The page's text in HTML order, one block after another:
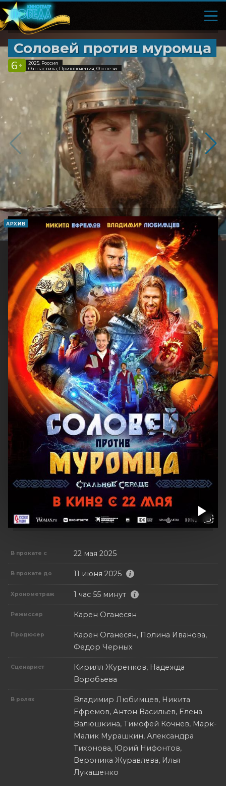
Соловей против муромца
6 +
2025, Россия
Фантастика, Приключения, Фэнтези
АРХИВ
В прокате с 22 мая 2025
В прокате до 11 июня 2025
Хронометраж 1 час 55 минут
Режиссер Карен Оганесян
Продюсер
Карен Оганесян, Полина Иванова,
Федор Черных
Сценарист
Кирилл Журенков, Надежда
Воробьева
В ролях
Владимир Любимцев, Никита
Ефремов, Антон Васильев, Елена
Валюшкина, Тимофей Кочнев, Марк-
Малик Мурашкин, Александра
Тихонова, Юрий Нифонтов,
Вероника Журавлева, Илья
Лукашенко